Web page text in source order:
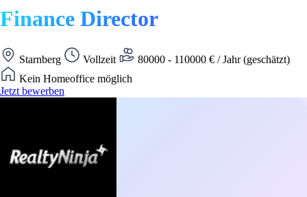
Finance Director
Starnberg Vollzeit
80000 - 110000 € / Jahr (geschätzt)
Kein Homeoffice möglich
Jetzt bewerben